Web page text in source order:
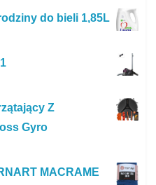
do bieli 1,85L
Z
Gyro
MACRAME